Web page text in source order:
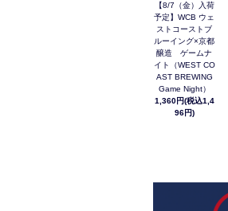
【8/7（金）入荷
予定】WCB ウェ
ストコーストブ
ルーイング×京都
醸造 ゲームナ
イト（WEST CO
AST BREWING
Game Night）
1,360円(税込1,4
96円)